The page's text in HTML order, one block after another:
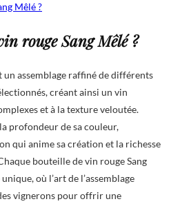
Mêlé ?
rouge Sang Mêlé ?
un assemblage raffiné de différents
créant ainsi un vin
et à la texture veloutée.
profondeur de sa couleur,
qui anime sa création et la richesse
bouteille de vin rouge Sang
où l’art de l’assemblage
vignerons pour offrir une